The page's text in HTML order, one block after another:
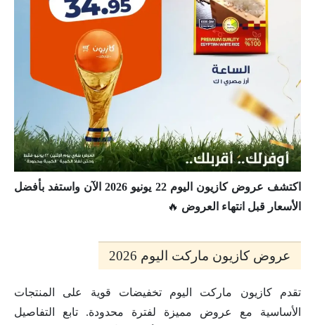
اكتشف عروض كازيون اليوم 22 يونيو 2026 الآن واستفد بأفضل
الأسعار قبل انتهاء العروض 🔥
عروض كازيون ماركت اليوم 2026
تقدم كازيون ماركت اليوم تخفيضات قوية على المنتجات
الأساسية مع عروض مميزة لفترة محدودة. تابع التفاصيل